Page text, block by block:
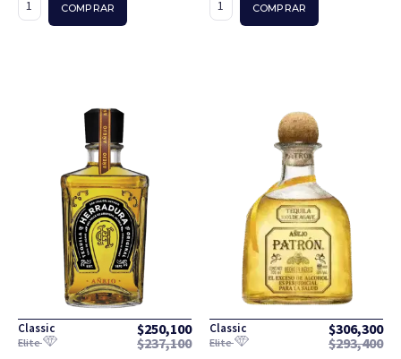
COMPRAR COMPRAR
Classic $250,100
Elite $237,100
Classic $306,300
Elite $293,400